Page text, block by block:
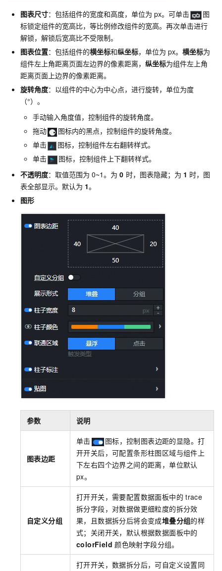
图表尺寸：包括组件的宽度和高度，单位为 px。可单击
图
标锁定组件的宽高比，等比例修改组件的宽高。再次单击进行
解锁，解锁后宽高比不受限制。
图表位置：包括组件的横坐标和纵坐标，单位为 px。横坐标为
组件左上角距离页面左边界的像素距离， 纵坐标为组件左上角
距离页面上边界的像素距离。
旋转角度：以组件的中心为中心点，进行旋转，单位为度
（°）。
手动输入角度值，控制组件的旋转角度。
拖动
图标内的黑点，控制组件的旋转角度。
单击
图标，控制组件左右翻转样式。
单击
图标，控制组件上下翻转样式。
不透明度：取值范围为 0~1。为 0 时，图表隐藏；为 1 时，图
表全部显示。默认为 1。
图形
参数 说明
图表边距
单击
图标，控制图表边距的显隐。打
开开关后，可配置条形柱图区域与组件上
下左右四个边界之间的距离，单位默认
px。
自定义分组
打开开关，需要配置数据面板中的 trace
拆分字段，对数据做更细粒度的拆分效
果，且数据拆分后将会变成堆叠分组的样
式；关闭开关，默认根据数据面板中的
colorField 颜色映射字段分组。
打开开关，数据拆分后，可自定义设置同